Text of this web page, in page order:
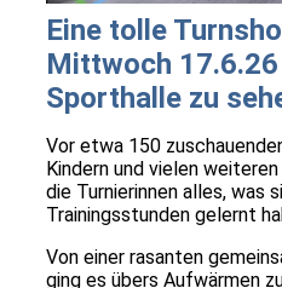
Eine tolle
Mittwoch
Sporthalle zu
Vor etwa 150
Kindern und vielen
die Turnierinnen alles, was
Trainingsstunden gelernt
Von einer rasanten
ging es übers Aufwärmen